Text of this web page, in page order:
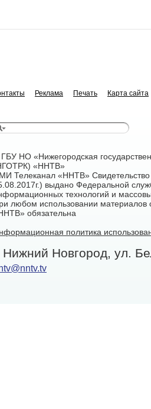
Реклама Печать Карта сайта
НО «Нижегородская
«ННТВ»
Телеканал «ННТВ»
выдано Федеральной
технологий и
любом использовании материалов
обязательна
политика
Нижний Новгород, ул.